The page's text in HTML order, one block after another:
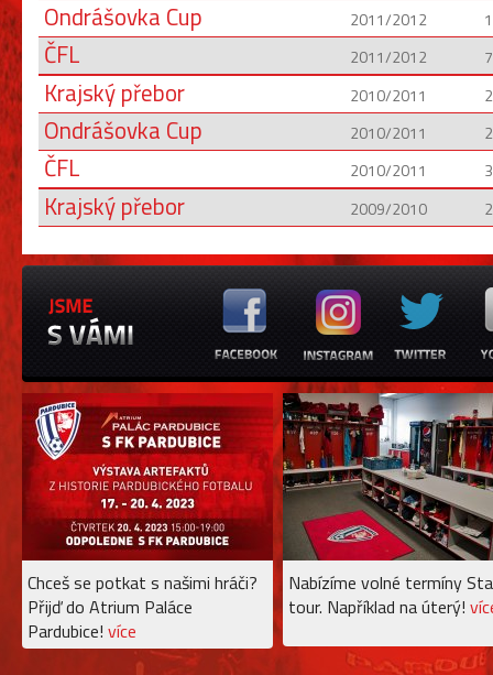
Ondrášovka Cup 2011/2012 1
ČFL 2011/2012 7
Krajský přebor 2010/2011 2
Ondrášovka Cup 2010/2011 2
ČFL 2010/2011
Krajský přebor 2009/2010 2
Chceš se potkat s našimi hráči?
Přijď do Atrium Paláce
Pardubice! více
Nabízíme volné termíny
tour. Například na úterý!